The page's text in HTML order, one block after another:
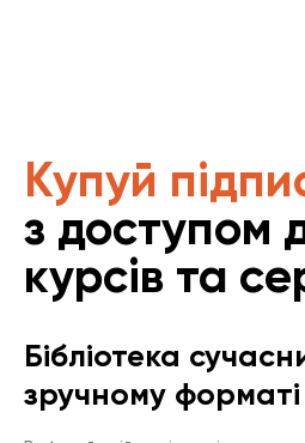
Купуй
з доступом
курсів та
Бібліотека
зручному форматі